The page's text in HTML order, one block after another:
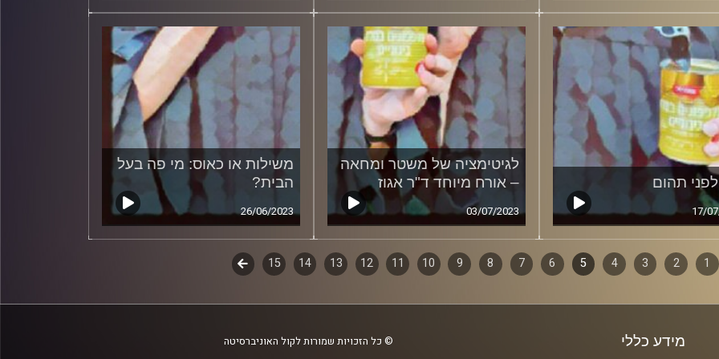
תהום
17/
לגיטימציה של משטר ומחאה
– אורח מיוחד ד"ר אגוז
03/07/2023
משילות או כאוס: מי פה בעל
הבית?
26/06/2023
1
2
3
4
5
6
7
8
9
10
11
12
13
14
15
לשלב
מידע כללי © כל הזכויות שמורות לקול האוניברסיטה